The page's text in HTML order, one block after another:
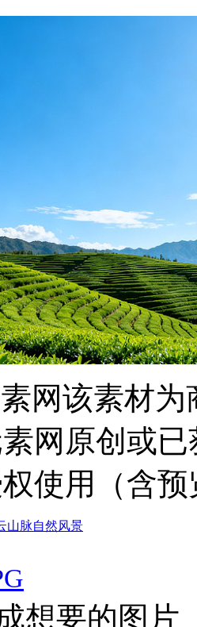
网该素材
网原创或
使用（含
山脉自然风景
想要的图片